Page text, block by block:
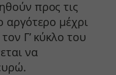
προς τις
αργότερο μέχρι
Γ’ κύκλο του
να